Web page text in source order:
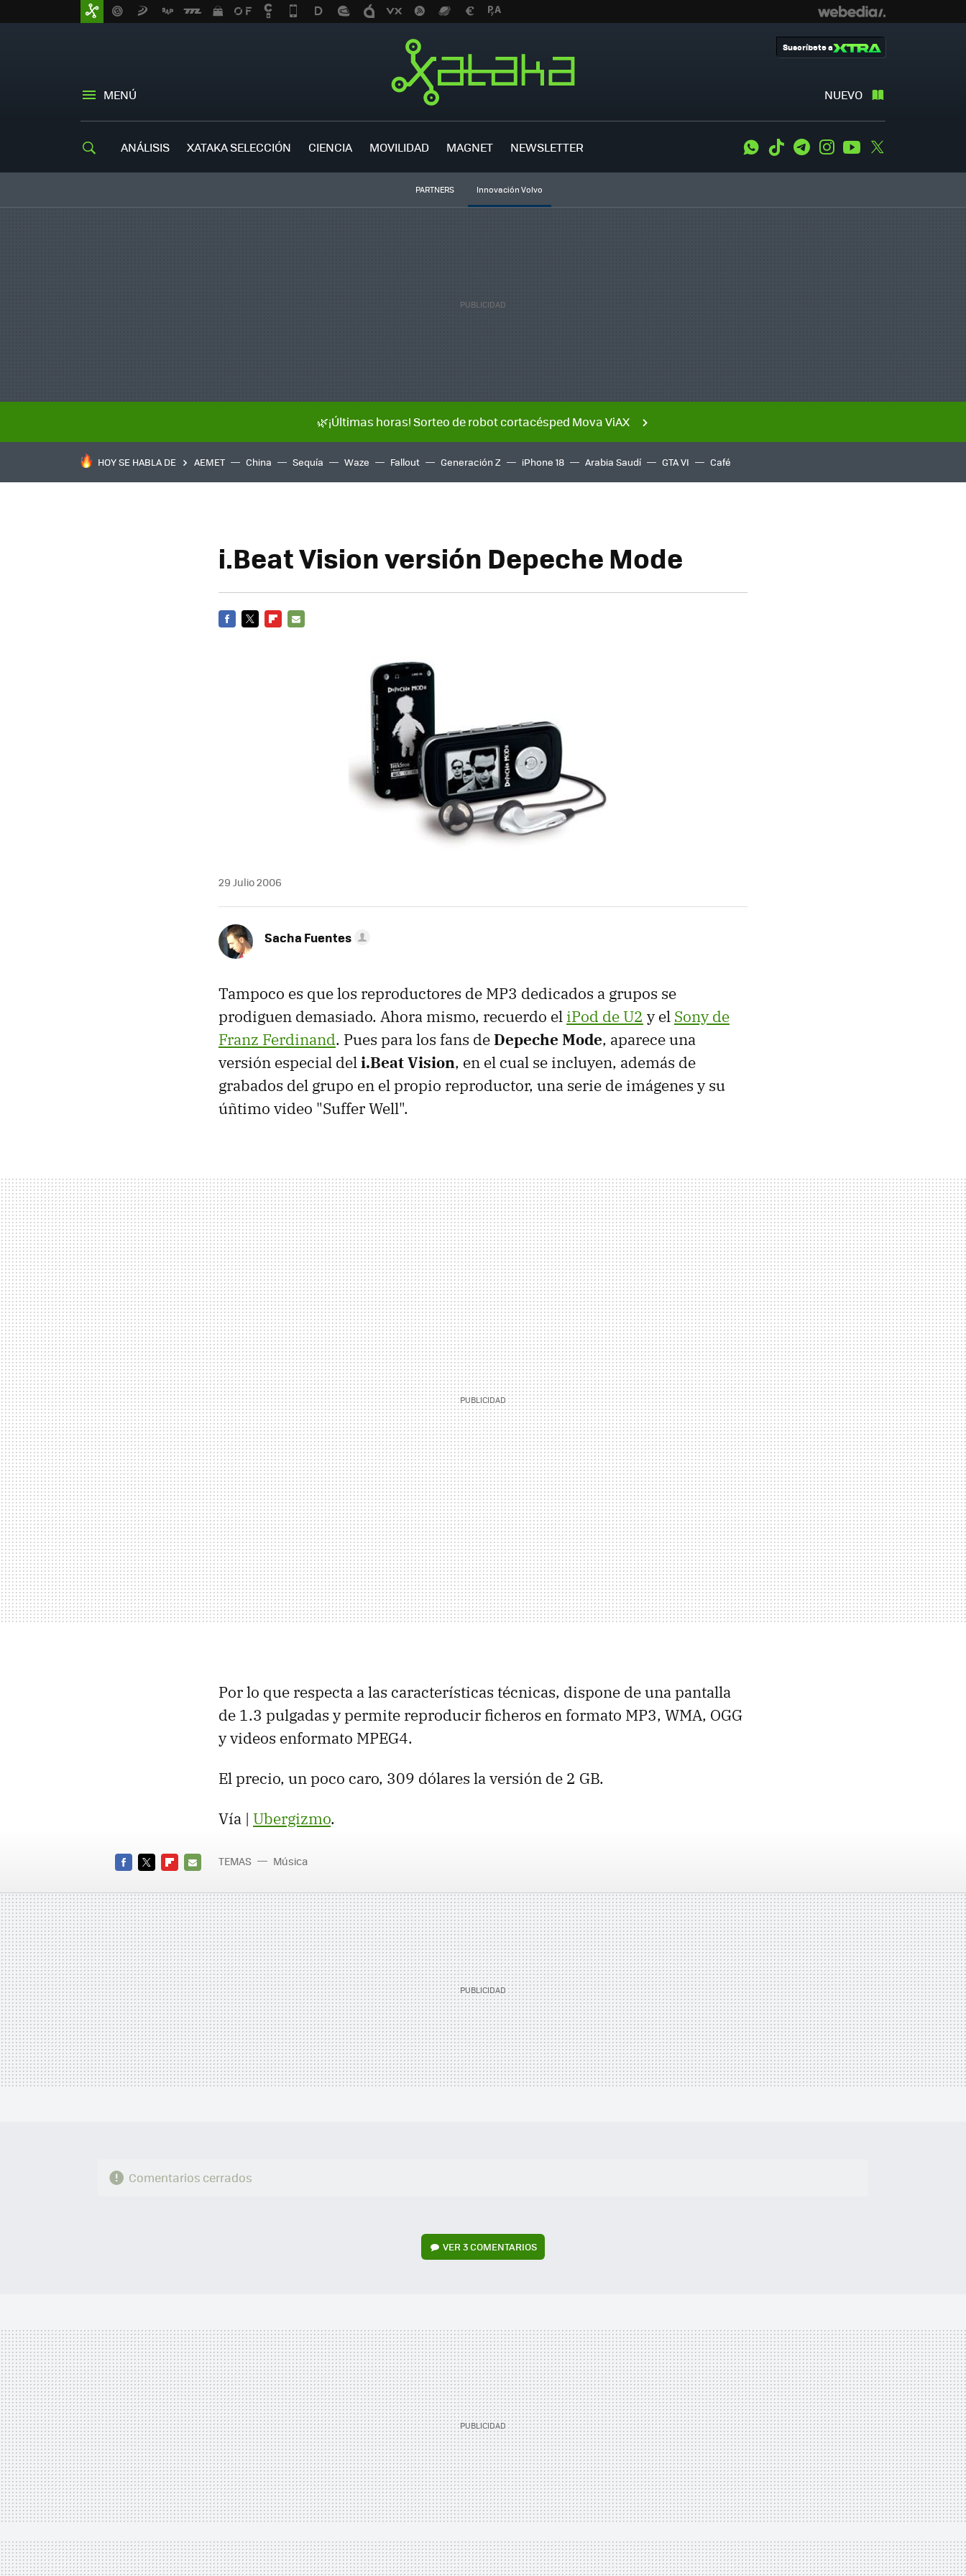
MENÚ NUEVO
Suscríbete a
ANÁLISIS XATAKA SELECCIÓN CIENCIA MOVILIDAD MAGNET NEWSLETTER WhatsApp
Tiktok TelegramInstagramYoutube
PARTNERS Innovación Volvo
🌿¡Últimas horas! Sorteo de robot cortacésped Mova ViAX
HOY SE HABLA DE AEMET China Sequía Waze Fallout Generación Z iPhone 18 Arabia Saudí GTA VI Café
i.Beat Vision versión Depeche Mode
29 Julio 2006
Sacha Fuentes
Tampoco es que los reproductores de MP3 dedicados a grupos se
prodiguen demasiado. Ahora mismo, recuerdo el iPod de U2 y el Sony de
Franz Ferdinand. Pues para los fans deDepeche Mode, aparece una
versión especial deli.Beat Vision, en el cual se incluyen, además de
grabados del grupo en el propio reproductor, una serie de imágenes y su
úñtimo video "Suffer Well".
Por lo que respecta a las características técnicas, dispone de una pantalla
de 1.3 pulgadas y permite reproducir ficheros en formato MP3, WMA, OGG
y videos enformato MPEG4.
El precio, un poco caro, 309 dólares la versión de 2 GB.
Vía | Ubergizmo.
MAIL
TEMAS Música
Comentarios cerrados
VER3 COMENTARIOS